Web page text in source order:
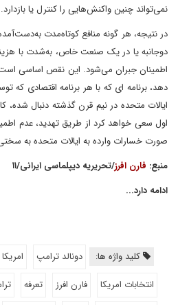
نمی‌تواند چنین واکنش‌هایی را کنترل یا بازدارد.
در نتیجه، هر گونه منافع کوتاه‌مدت
دوجانبه یا در یک صنعت خاص، به‌شدت با
اطمینان جبران می‌شود. این نقص اساسی
دهد، برنامه ای که با هر برنامه اقتصادی
ایالات متحده در نیم قرن گذشته دنبال شده،
اول سعی خواهد کرد از طریق تهدید، عدم
صورت خسارات وارده به ایالات متحده به
منبع: فارن افرز/تحریریه دیپلماسی ایرانی/۱۱
ادامه دارد...
کلید واژه ها: دونالد ترامپ امریکا
انتخابات امریکا
فارن افرز تعرفه